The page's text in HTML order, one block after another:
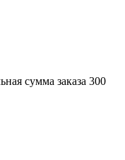
сумма заказа 300